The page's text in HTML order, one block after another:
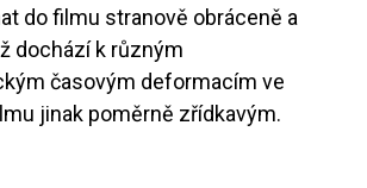
do filmu stranově obráceně a
dochází k různým
časovým deformacím ve
jinak poměrně zřídkavým.